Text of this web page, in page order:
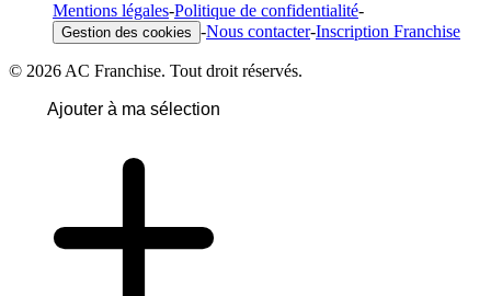
Mentions légales-Politique de confidentialité-
Gestion des cookies -Nous contacter-Inscription Franchise
© 2026 AC Franchise. Tout droit réservés.
Ajouter à ma sélection